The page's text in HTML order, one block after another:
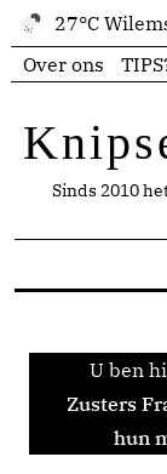
27°C
Over ons
Sinds 2010
U ben
Zusters
hun